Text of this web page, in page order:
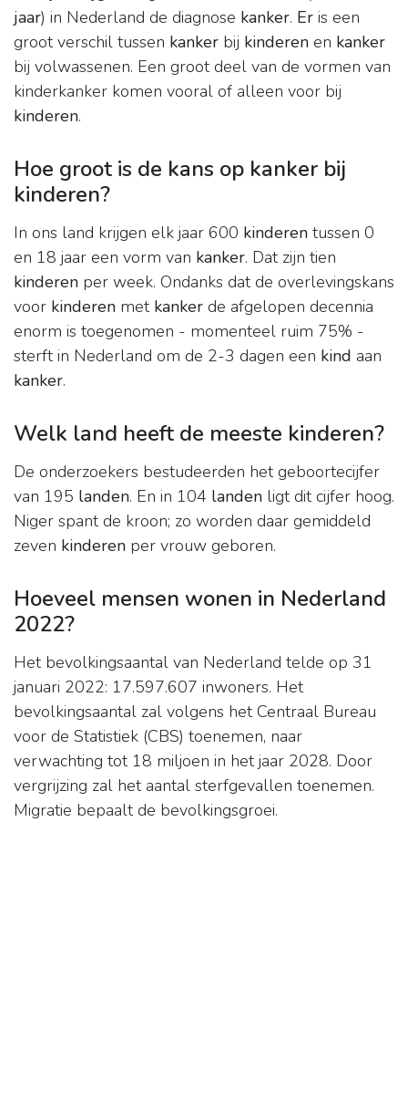
jaar) in Nederland de diagnose kanker. Er is een
groot verschil tussen kanker bij kinderen en kanker
bij volwassenen. Een groot deel van de vormen van
kinderkanker komen vooral of alleen voor bij
kinderen.
Hoe groot is de kans op kanker bij
kinderen?
In ons land krijgen elk jaar 600 kinderen tussen 0
en 18 jaar een vorm van kanker. Dat zijn tien
kinderen per week. Ondanks dat de overlevingskans
voor kinderen met kanker de afgelopen decennia
enorm is toegenomen - momenteel ruim 75% -
sterft in Nederland om de 2-3 dagen een kind aan
kanker.
Welk land heeft de meeste kinderen?
De onderzoekers bestudeerden het geboortecijfer
van 195 landen. En in 104 landen ligt dit cijfer hoog.
Niger spant de kroon; zo worden daar gemiddeld
zeven kinderen per vrouw geboren.
Hoeveel mensen wonen in Nederland
2022?
Het bevolkingsaantal van Nederland telde op 31
januari 2022: 17.597.607 inwoners. Het
bevolkingsaantal zal volgens het Centraal Bureau
voor de Statistiek (CBS) toenemen, naar
verwachting tot 18 miljoen in het jaar 2028. Door
vergrijzing zal het aantal sterfgevallen toenemen.
Migratie bepaalt de bevolkingsgroei.